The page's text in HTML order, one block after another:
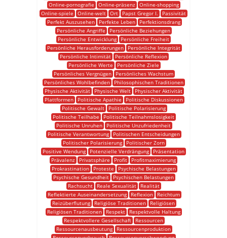
Online-pornografie
Online-präsenz
Online-shopping
Online-spiele
Online-welt Ort Papst Gregor I.
Passivität
Perfekt Auszusehen
Perfekte Leben
Perfektionsdrang
Persönliche Angriffe
Persönliche Beziehungen
Persönliche Entwicklung
Persönliche Freiheit
Persönliche Herausforderungen
Persönliche Integrität
Persönliche Intimität
Persönliche Reflexion
Persönliche Werte
Persönliche Ziele
Persönliches Vergnügen
Persönliches Wachstum
Persönliches Wohlbefinden
Philosophischen Traditionen
Physische Aktivität
Physische Welt
Physischer Aktivität
Plattformen
Politische Apathie
Politische Diskussionen
Politische Gewalt
Politische Polarisierung
Politische Teilhabe
Politische Teilnahmslosigkeit
Politische Unruhen
Politische Unzufriedenheit
Politische Verantwortung
Politischen Entscheidungen
Politischer Polarisierung
Politischer Zorn
Positive Wendung
Potenzielle Verdrängung
Präsentation
Prävalenz
Privatsphäre Profit
Profitmaximierung
Prokrastination
Proteste
Psychische Belastungen
Psychische Gesundheit
Psychischen Belastungen
Rachsucht
Reale Sexualität
Realität
Reflektierte Auseinandersetzung
Reflexion
Reichtum
Reizüberflutung
Religiöse Traditionen
Religiösen
Religiösen Traditionen
Respekt
Respektvolle Haltung
Respektvollere Gesellschaft
Ressourcen
Ressourcenausbeutung
Ressourcenproduktion